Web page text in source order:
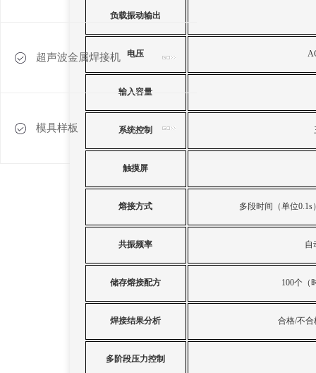
超声波金属焊接机
模具样板
负载振动输出
电压
输入容量
系统控制
触摸屏
熔接方式 多段时间（单位0.1s
共振频率 自
储存熔接配方 100个（
焊接结果分析 合格/不合
多阶段压力控制